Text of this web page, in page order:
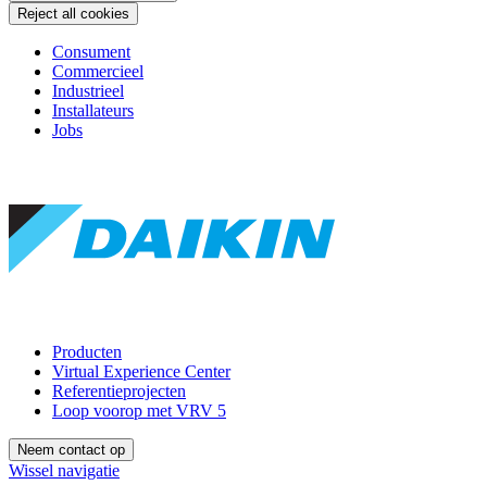
Reject all cookies
Consument
Commercieel
Industrieel
Installateurs
Jobs
Producten
Virtual Experience Center
Referentieprojecten
Loop voorop met VRV 5
Neem contact op
Wissel navigatie